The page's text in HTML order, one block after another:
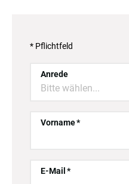
* Pflichtfeld
Anrede
Bitte wählen...
Vorname
E-Mail